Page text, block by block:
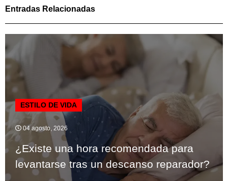
Entradas Relacionadas
ESTILO DE VIDA
04 agosto, 2026
¿Existe una hora recomendada para
levantarse tras un descanso reparador?